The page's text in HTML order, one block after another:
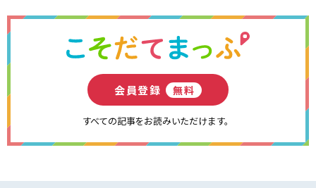
会員登録 無料
すべての記事をお読みいただけます。